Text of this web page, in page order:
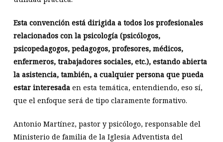
Esta convención está dirigida a todos los profesionales
relacionados con la psicología (psicólogos,
psicopedagogos, pedagogos, profesores, médicos,
enfermeros, trabajadores sociales, etc.), estando abierta
la asistencia, también, a cualquier persona que pueda
estar interesadaen esta temática, entendiendo, eso sí,
que el enfoque será de tipo claramente formativo.
Antonio Martínez, pastor y psicólogo, responsable del
Ministerio de familia de la Iglesia Adventista del